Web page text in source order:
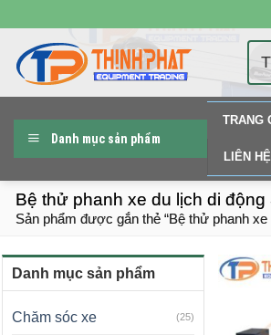
đến
nội
dung
Danh mục sản phẩm
TRANG
LIÊN HỆ
Bệ thử phanh xe du lịch di động
Sản phẩm được gắn thẻ “Bệ thử phanh
Danh mục sản phẩm
Chăm sóc xe (25)